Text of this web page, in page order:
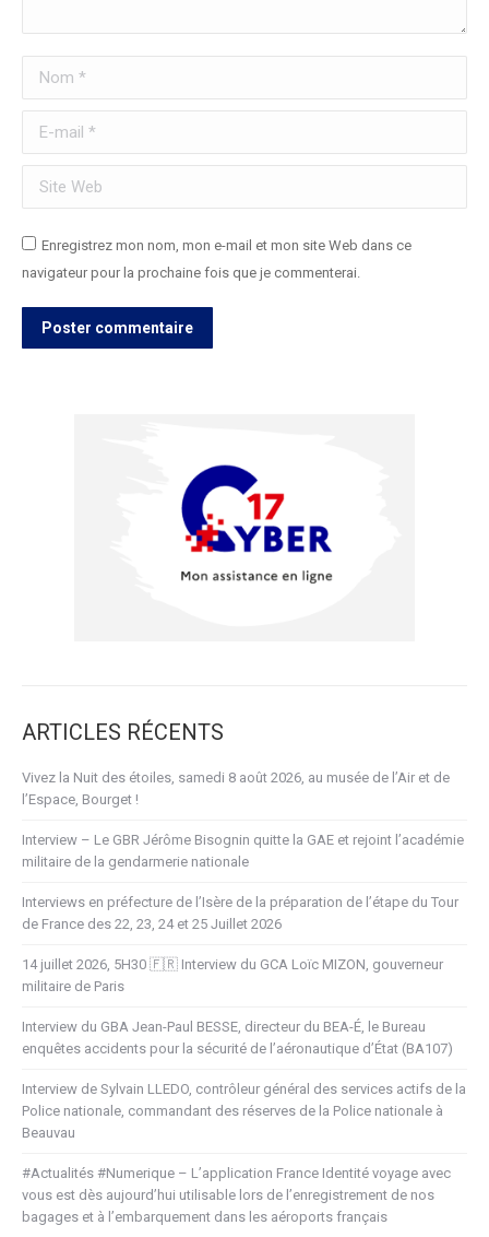
Nom *
E-mail *
Site Web
Enregistrez mon nom, mon e-mail et mon site Web dans ce
navigateur pour la prochaine fois que je commenterai.
Poster commentaire
ARTICLES RÉCENTS
Vivez la Nuit des étoiles, samedi 8 août 2026, au musée de l’Air et de
l’Espace, Bourget !
Interview – Le GBR Jérôme Bisognin quitte la GAE et rejoint l’académie
militaire de la gendarmerie nationale
Interviews en préfecture de l’Isère de la préparation de l’étape du Tour
de France des 22, 23, 24 et 25 Juillet 2026
14 juillet 2026, 5H30 🇫🇷 Interview du GCA Loïc MIZON, gouverneur
militaire de Paris
Interview du GBA Jean-Paul BESSE, directeur du BEA-É, le Bureau
enquêtes accidents pour la sécurité de l’aéronautique d’État (BA107)
Interview de Sylvain LLEDO, contrôleur général des services actifs de la
Police nationale, commandant des réserves de la Police nationale à
Beauvau
#Actualités #Numerique – L’application France Identité voyage avec
vous est dès aujourd’hui utilisable lors de l’enregistrement de nos
bagages et à l’embarquement dans les aéroports français